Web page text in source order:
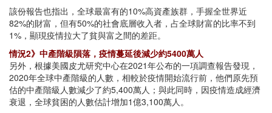
該份報告也指出，全球最富有的10%高資產族群，手握全世界近
82%的財富，但有50%的社會底層收入者，占全球財富的比率不到
1%，顯現疫情拉大了貧與富之間的差距。
情況2》中產階級隕落，疫情蔓延後減少約5400萬人
另外，根據美國皮尤研究中心在2021年公布的一項調查報告發現，
2020年全球中產階級的人數，相較於疫情開始流行前，他們原先預
估的中產階級人數減少了約5,400萬人；與此同時，因疫情造成經濟
衰退，全球貧困的人數估計增加1億3,100萬人。